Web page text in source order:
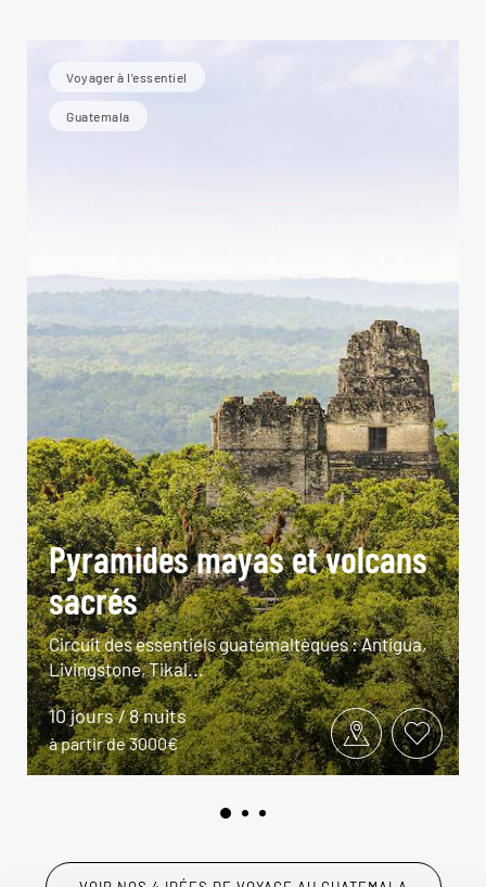
Voyager à l’essentiel
Guatemala
Pyramides mayas et volcans
sacrés
Circuit des essentiels guatémaltèques : Antigua,
Livingstone, Tikal...
10 jours / 8 nuits
à partir de 3000€